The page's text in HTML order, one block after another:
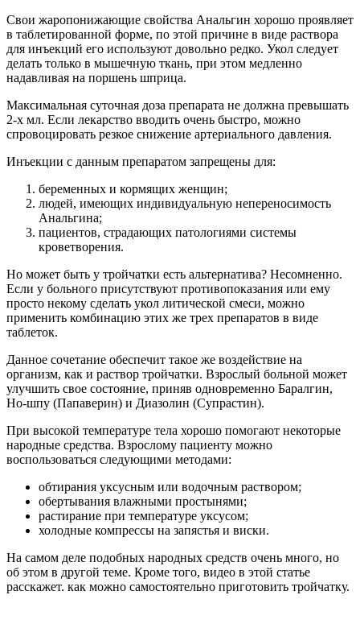
Свои жаропонижающие свойства Анальгин хорошо проявляет
в таблетированной форме, по этой причине в виде раствора
для инъекций его используют довольно редко. Укол следует
делать только в мышечную ткань, при этом медленно
надавливая на поршень шприца.
Максимальная суточная доза препарата не должна превышать
2-х мл. Если лекарство вводить очень быстро, можно
спровоцировать резкое снижение артериального давления.
Инъекции с данным препаратом запрещены для:
беременных и кормящих женщин;
людей, имеющих индивидуальную непереносимость
Анальгина;
пациентов, страдающих патологиями системы
кроветворения.
Но может быть у тройчатки есть альтернатива? Несомненно.
Если у больного присутствуют противопоказания или ему
просто некому сделать укол литической смеси, можно
применить комбинацию этих же трех препаратов в виде
таблеток.
Данное сочетание обеспечит такое же воздействие на
организм, как и раствор тройчатки. Взрослый больной может
улучшить свое состояние, приняв одновременно Баралгин,
Но-шпу (Папаверин) и Диазолин (Супрастин).
При высокой температуре тела хорошо помогают некоторые
народные средства. Взрослому пациенту можно
воспользоваться следующими методами:
обтирания уксусным или водочным раствором;
обертывания влажными простынями;
растирание при температуре уксусом;
холодные компрессы на запястья и виски.
На самом деле подобных народных средств очень много, но
об этом в другой теме. Кроме того, видео в этой статье
расскажет. как можно самостоятельно приготовить тройчатку.